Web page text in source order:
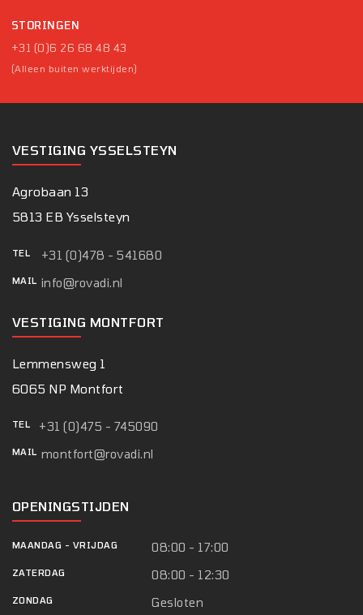
STORINGEN
+31 (0)6 26 68 48 43
(Alleen buiten werktijden)
VESTIGING YSSELSTEYN
Agrobaan 13
5813 EB Ysselsteyn
TEL +31 (0)478 - 541680
MAIL info@rovadi.nl
VESTIGING MONTFORT
Lemmensweg 1
6065 NP Montfort
TEL +31 (0)475 - 745090
MAIL montfort@rovadi.nl
OPENINGSTIJDEN
MAANDAG - VRIJDAG 08:00 - 17:00
ZATERDAG 08:00 - 12:30
ZONDAG Gesloten